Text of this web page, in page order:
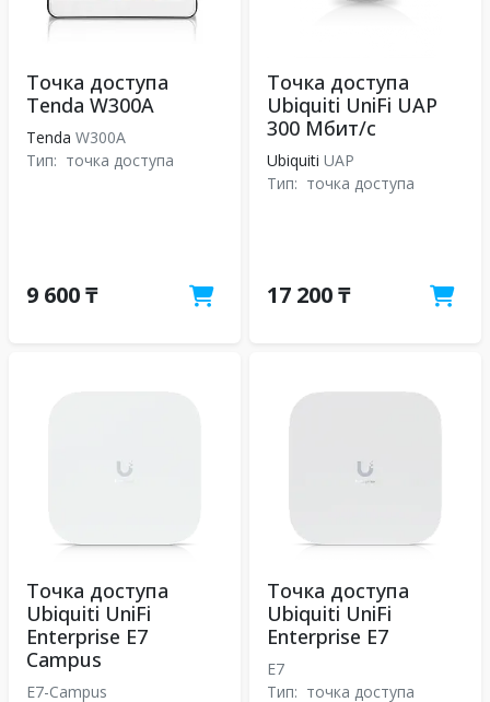
Точка доступа
Tenda W300A
Tenda W300A
Тип: точка доступа
9 600 ₸
Точка доступа
Ubiquiti UniFi UAP
300 Мбит/с
Ubiquiti UAP
Тип: точка доступа
17 200 ₸
Точка доступа
Ubiquiti UniFi
Enterprise E7
Campus
E7-Campus
Точка доступа
Ubiquiti UniFi
Enterprise E7
E7
Тип: точка доступа